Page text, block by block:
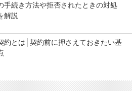
手続き方法や拒否されたときの対処
解説
約とは│契約前に押さえておきたい基